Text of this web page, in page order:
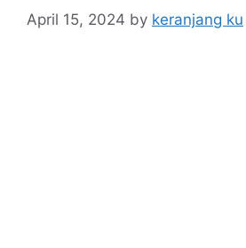
April 15, 2024 by keranjang ku